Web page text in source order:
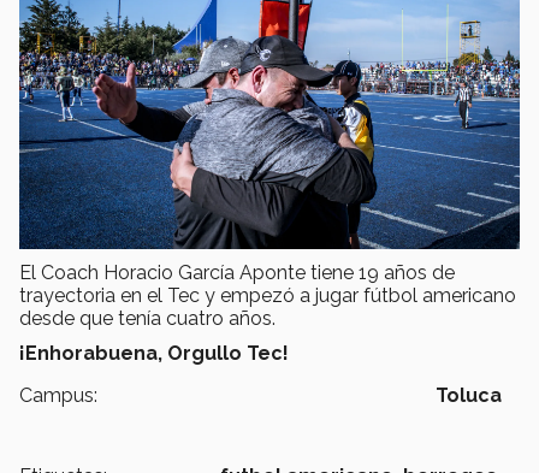
El Coach Horacio García Aponte tiene 19 años de
trayectoria en el Tec y empezó a jugar fútbol americano
desde que tenía cuatro años.
¡Enhorabuena, Orgullo Tec!
Campus:
Toluca